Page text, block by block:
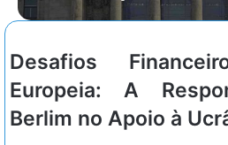
Desafios
Europeia: A
Berlim no Apoio à